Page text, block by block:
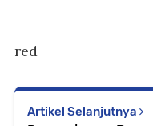
red
Artikel Selanjutnya